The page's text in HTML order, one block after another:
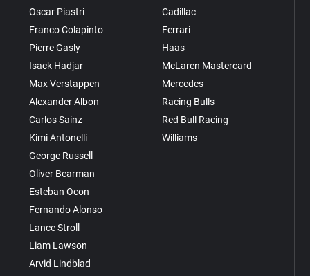
Oscar Piastri
Franco Colapinto
Pierre Gasly
Isack Hadjar
Max Verstappen
Alexander Albon
Carlos Sainz
Kimi Antonelli
George Russell
Oliver Bearman
Esteban Ocon
Fernando Alonso
Lance Stroll
Liam Lawson
Arvid Lindblad
Cadillac
Ferrari
Haas
McLaren Mastercard
Mercedes
Racing Bulls
Red Bull Racing
Williams